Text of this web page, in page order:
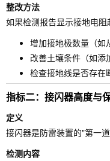
整改方法
如果检测报告显示接地电阻
增加接地极数量（如
改善土壤条件（如添
检查接地线是否存在
指标二：接闪器高度与
定义
接闪器是防雷装置的"第一
检测内容